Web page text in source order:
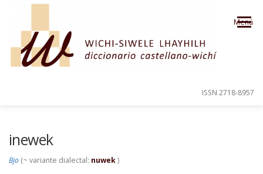
Saltar al contenido
Menú
ISSN 2718-8957
inewek
Bjo (~ variante dialectal: nuwek)